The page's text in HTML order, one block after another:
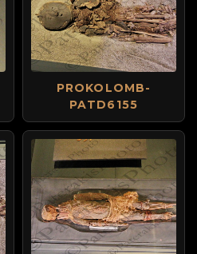
PROKOLOMB-
PATD6155